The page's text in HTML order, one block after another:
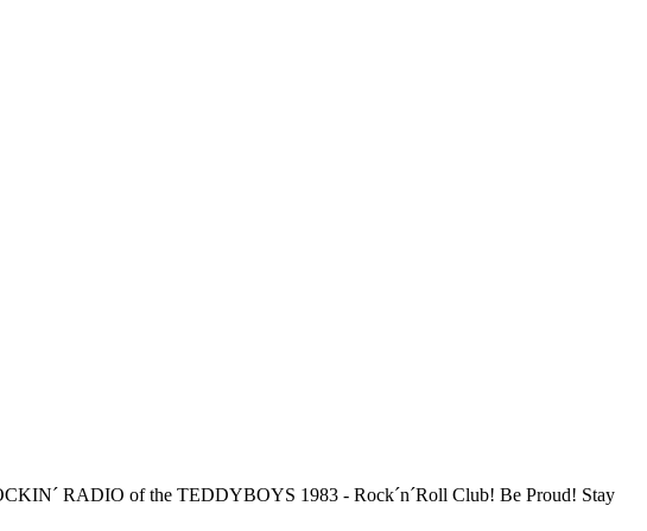
RADIO of the TEDDYBOYS 1983 - Rock´n´Roll Club! Be Proud! Stay